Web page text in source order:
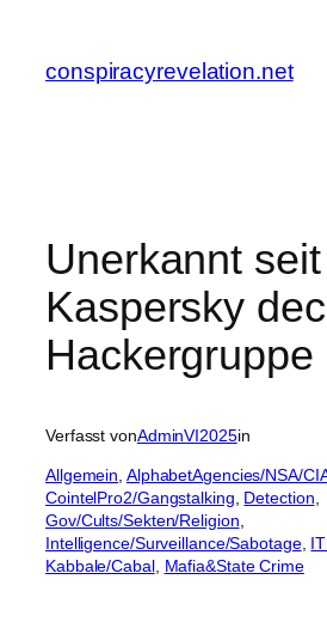
springen
conspiracyrevelation.net
Unerkannt
Kaspersky
Hackergruppe
Verfasst vonAdminVI2025in
Allgemein AlphabetAgencies/NSA/
CointelPro2/Gangstalking Detection
Gov/Cults/Sekten/Religion
Intelligence/Surveillance/Sabotage,
Kabbale/Cabal, Mafia&State Crime